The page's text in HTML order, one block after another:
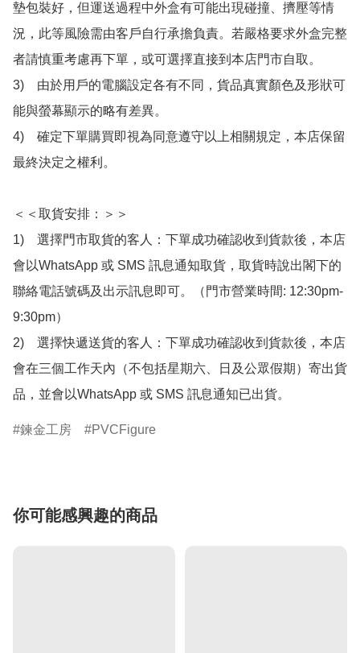
墊包裝好，但運送過程中外盒有可能出現碰撞、擠壓等情
況，此等風險需由客戶自行承擔負責。若嚴格要求外盒完整
者請慎重考慮再下單，或可選擇直接到本店門市自取。
3)　由於用戶的電腦設定各有不同，貨品真實顏色及形狀可
能與螢幕顯示的略有差異。
4)　確定下單購買即視為同意遵守以上相關規定，本店保留
最終決定之權利。
＜＜取貨安排：＞＞
1)　選擇門市取貨的客人：下單成功確認收到貨款後，本店
會以WhatsApp 或 SMS 訊息通知取貨，取貨時說出閣下的
聯絡電話號碼及出示訊息即可。（門市營業時間: 12:30pm-
9:30pm）
2)　選擇快遞送貨的客人：下單成功確認收到貨款後，本店
會在三個工作天內（不包括星期六、日及公眾假期）寄出貨
品，並會以WhatsApp 或 SMS 訊息通知已出貨。
鍊金工房 PVCFigure
你可能感興趣的商品